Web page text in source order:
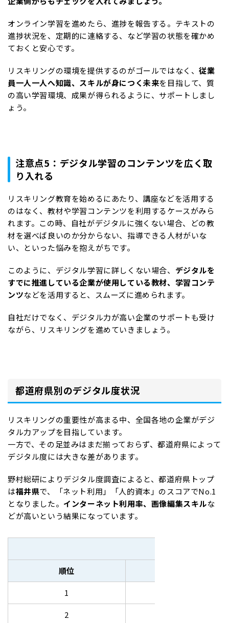
オンライン学習を進めたら、進捗を報告する。テキストの
進捗状況を、定期的に連絡する、など学習の状態を確かめ
ておくと安心です。
リスキリングの環境を提供するのがゴールではなく、従業
員一人一人へ知識、スキルが身につく未来を目指して、質
の高い学習環境、成果が得られるように、サポートしまし
ょう。
注意点5：デジタル学習のコンテンツを広く取
り入れる
リスキリング教育を始めるにあたり、講座などを活用する
のはなく、教材や学習コンテンツを利用するケースがみら
れます。この時、自社がデジタルに強くない場合、どの教
材を選べば良いのか分からない、指導できる人材がいな
い、といった悩みを抱えがちです。
このように、デジタル学習に詳しくない場合、 デジタルを
すでに推進している企業が使用している教材、学習コンテ
ンツなどを活用すると、スムーズに進められます。
自社だけでなく、デジタル力が高い企業のサポートも受け
ながら、リスキリングを進めていきましょう。
都道府県別のデジタル度状況
リスキリングの重要性が高まる中、全国各地の企業がデジ
タル力アップを目指しています。
一方で、その足並みはまだ揃っておらず、都道府県によって
デジタル度には大きな差があります。
野村総研によりデジタル度調査によると、都道府県トップ
は福井県で、「ネット利用」「人的資本」のスコアでNo.1
となりました。 インターネット利用率、画像編集スキルな
どが高いという結果になっています。
順位
1
2